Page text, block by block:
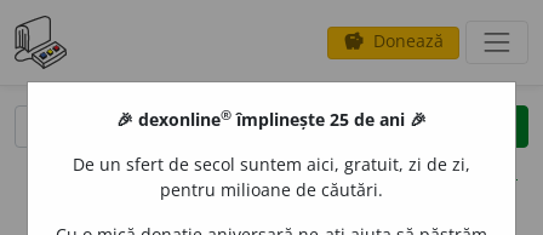
savings Donează
clear
opțiuni
🎉 dexonline® împlinește 25 de ani 🎉
De un sfert de secol suntem aici, gratuit, zi de zi,
pentru milioane de căutări.